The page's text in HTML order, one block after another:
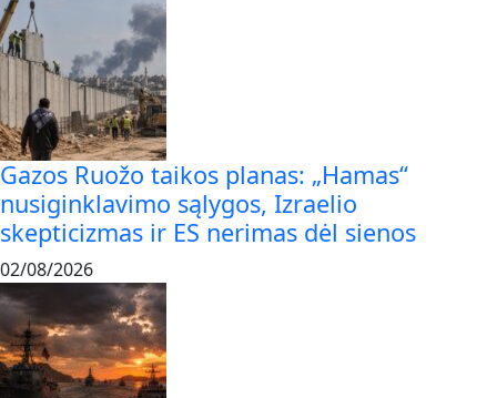
Gazos Ruožo taikos planas: „Hamas“
nusiginklavimo sąlygos, Izraelio
skepticizmas ir ES nerimas dėl sienos
02/08/2026